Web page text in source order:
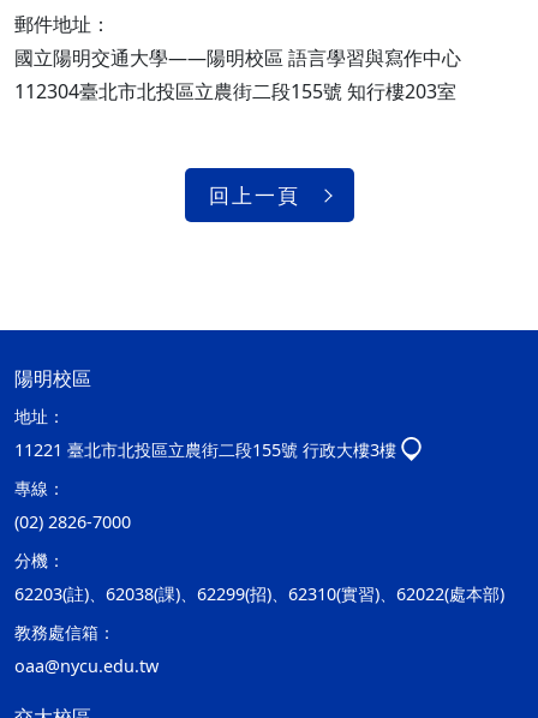
郵件地址：
國立陽明交通大學——陽明校區 語言學習與寫作中心
112304臺北市北投區立農街二段155號 知行樓203室
回上一頁
陽明校區
地址：
11221 臺北市北投區立農街二段155號 行政大樓3樓
專線：
(02) 2826-7000
分機：
62203(註)、62038(課)、62299(招)、62310(實習)、62022(處本部)
教務處信箱：
oaa@nycu.edu.tw